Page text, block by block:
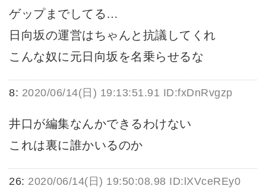
ゲップまでしてる…
日向坂の運営はちゃんと抗議してくれ
こんな奴に元日向坂を名乗らせるな
8: 2020/06/14(日) 19:13:51.91 ID:fxDnRvgzp
井口が編集なんかできるわけない
これは裏に誰かいるのか
26: 2020/06/14(日) 19:50:08.98 ID:lXVceREy0